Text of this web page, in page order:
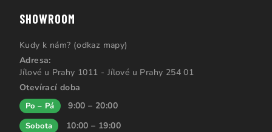
SHOWROOM
Kudy k nám? (odkaz mapy)
Adresa:
Jílové u Prahy 1011 - Jílové u Prahy 254 01
Otevírací doba
Po – Pá 9:00 – 20:00
Sobota 10:00 – 19:00